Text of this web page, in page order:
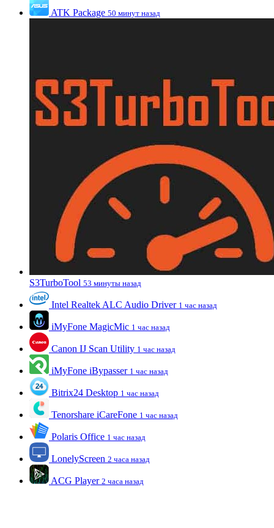
ATK Package 50 минут назад
S3TurboTool 53 минуты назад
Intel Realtek ALC Audio Driver 1 час назад
iMyFone MagicMic 1 час назад
Canon IJ Scan Utility 1 час назад
iMyFone iBypasser 1 час назад
Bitrix24 Desktop 1 час назад
Tenorshare iCareFone 1 час назад
Polaris Office 1 час назад
LonelyScreen 2 часа назад
ACG Player 2 часа назад